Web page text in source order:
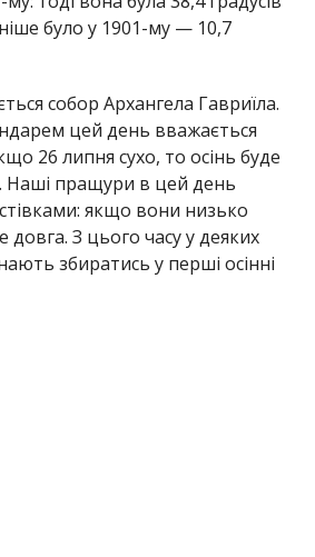
було у 1901-му — 10,7
собор Архангела Гавриїла.
цей день вважається
26 липня сухо, то осінь буде
Наші пращури в цей день
якщо вони низько
довга. З цього часу у деяких
збиратись у перші осінні